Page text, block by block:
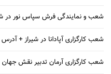
شعب و نمایندگی فرش سپاس نور در
شعب کارگزاری آپادانا در شیراز +
شعب کارگزاری آرمان تدبیر نقش